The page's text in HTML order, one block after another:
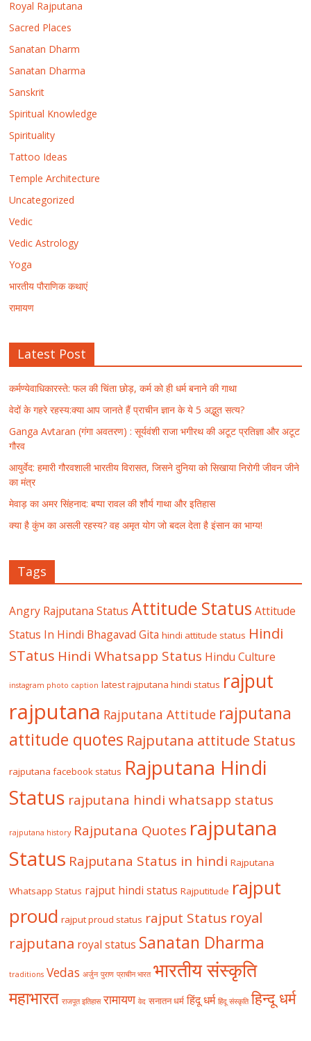
Royal Rajputana
Sacred Places
Sanatan Dharm
Sanatan Dharma
Sanskrit
Spiritual Knowledge
Spirituality
Tattoo Ideas
Temple Architecture
Uncategorized
Vedic
Vedic Astrology
Yoga
भारतीय पौराणिक कथाएं
रामायण
Latest Post
कर्मण्येवाधिकारस्ते: फल की चिंता छोड़, कर्म को ही धर्म बनाने की गाथा
वेदों के गहरे रहस्य:क्या आप जानते हैं प्राचीन ज्ञान के ये 5 अद्भुत सत्य?
Ganga Avtaran (गंगा अवतरण) : सूर्यवंशी राजा भगीरथ की अटूट प्रतिज्ञा और अटूट
गौरव
आयुर्वेद: हमारी गौरवशाली भारतीय विरासत, जिसने दुनिया को सिखाया निरोगी जीवन जीने
का मंत्र
मेवाड़ का अमर सिंहनाद: बप्पा रावल की शौर्य गाथा और इतिहास
क्या है कुंभ का असली रहस्य? वह अमृत योग जो बदल देता है इंसान का भाग्य!
Tags
Angry Rajputana Status Attitude Status Attitude
Status In Hindi Bhagavad Gita hindi attitude status Hindi
STatus Hindi Whatsapp Status Hindu Culture
instagram photo caption latest rajputana hindi status rajput
rajputana Rajputana Attitude rajputana
attitude quotes Rajputana attitude Status
rajputana facebook status Rajputana Hindi
Status rajputana hindi whatsapp status
rajputana history Rajputana Quotes rajputana
Status Rajputana Status in hindi Rajputana
Whatsapp Status rajput hindi status Rajputitude rajput
proud rajput proud status rajput Status royal
rajputana royal status Sanatan Dharma
traditions Vedas अर्जुन पुराण प्राचीन भारत भारतीय संस्कृति
महाभारत राजपूत इतिहास रामायण वेद सनातन धर्म हिंदू धर्म हिंदू संस्कृति हिन्दू धर्म